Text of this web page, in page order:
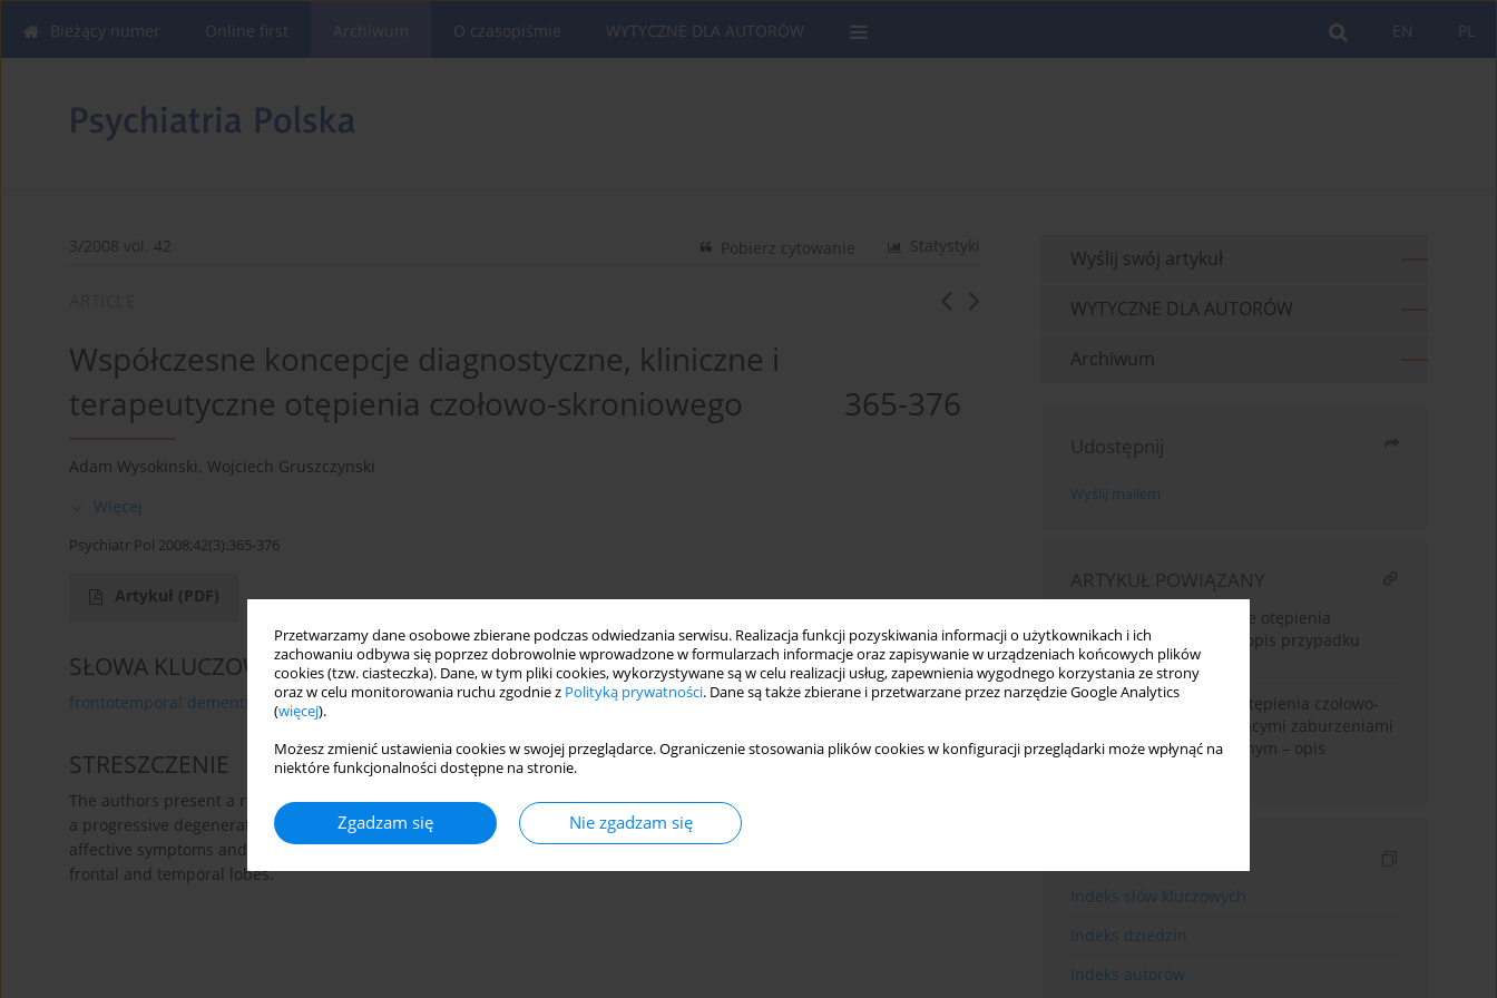
Przetwarzamy dane osobowe zbierane podczas odwiedzania serwisu. Realizacja funkcji pozyskiwania informacji o użytkownikach i ich
zachowaniu odbywa się poprzez dobrowolnie wprowadzone w formularzach informacje oraz zapisywanie w urządzeniach końcowych plików
cookies (tzw. ciasteczka). Dane, w tym pliki cookies, wykorzystywane są w celu realizacji usług, zapewnienia wygodnego korzystania ze strony
oraz w celu monitorowania ruchu zgodnie z Polityką prywatności. Dane są także zbierane i przetwarzane przez narzędzie Google Analytics
(więcej).
Możesz zmienić ustawienia cookies w swojej przeglądarce. Ograniczenie stosowania plików cookies w konfiguracji przeglądarki może wpłynąć na
niektóre funkcjonalności dostępne na stronie.
Zgadzam się Nie zgadzam się
PL
EN
Bieżący numer Online first O czasopiśmie WYTYCZNE DLA AUTORÓW
3/2008 vol. 42 Statystyki
Pobierz cytowanie
Współczesne koncepcje diagnostyczne, kliniczne i
terapeutyczne otępienia czołowo-skroniowego 365-376
Adam Wysokinski, Wojciech Gruszczynski
Więcej
Psychiatr Pol 2008;42(3):365-376
Artykuł (PDF)
SŁOWA KLUCZOWE
frontotemporal dementia neurodegenerative diseases
STRESZCZENIE
The authors present a review of the selected publications on frontotemporal dementia. Frontotemporal dementia (FTD) is
a progressive degeneration of the central nervous system. The typical symptoms of FTD are behavioural disorders,
affective symptoms and speech disorders. Neuroimaging methods reveal atrophic lesions and hypometabolism of the
frontal and temporal lobes.
Wyślij swój artykuł
WYTYCZNE DLA AUTORÓW
Archiwum
Udostępnij
Wyślij mailem
ARTYKUŁ POWIĄZANY
Trudności diagnostyczne otępienia
czołowo-skroniowego – opis przypadku
377-382
Wariant behawioralny otępienia czołowo-
skroniowego z dominującymi zaburzeniami
chodu w obrazie klinicznym – opis
Indeks słów kluczowych
Indeks dziedzin
Indeks autorów